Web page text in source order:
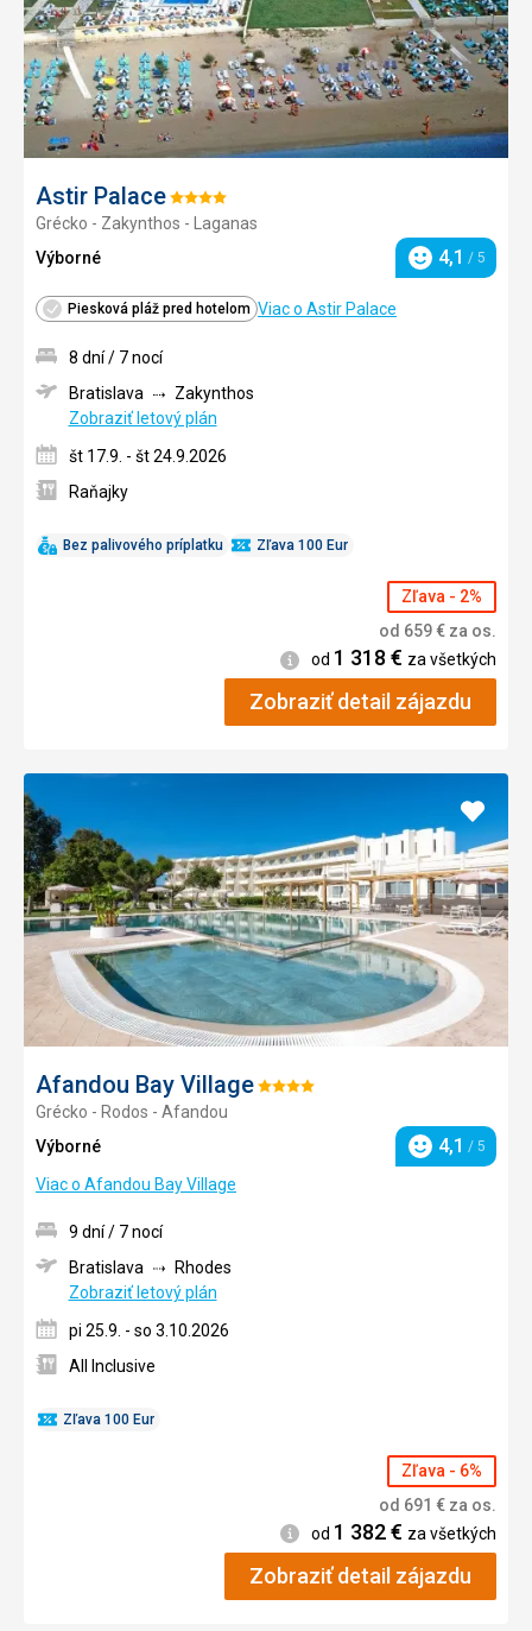
Astir PalaceHodnotenie:
4/5
Grécko - Zakynthos - Laganas
Výborné
Hodnotenie
4,1 / 5
Piesková pláž pred hotelom Viac o Astir Palace
Bez palivového príplatku Zľava 100 Eur
8 dní / 7 nocí
Bratislava
Zakynthos
Zobraziť letový plán
št 17.9. - št 24.9.2026
Raňajky
Zľava - 2%
od 659€ za os.
Informácie
od 1 318 € za všetkých
Zobraziť detail zájazdu
Afandou Bay VillageHodnotenie:
Grécko - Rodos - Afandou
Výborné
Hodnotenie
4,1 / 5
Viac o Afandou Bay Village
Pridať
Zľava 100 Eur
9 dní / 7 nocí
Bratislava
Rhodes
Zobraziť letový plán
pi 25.9. - so 3.10.2026
All Inclusive
Zľava - 6%
od 691 € za os.
Informácie
od 1 382€ za všetkých
Zobraziť detail zájazdu